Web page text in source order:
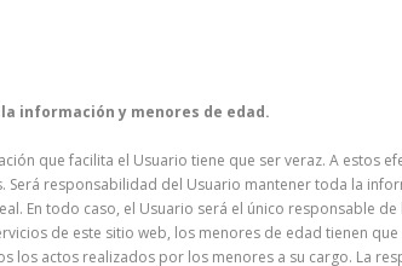
información y menores de edad.
que facilita el Usuario tiene que ser veraz. A estos
Será responsabilidad del Usuario mantener toda la
En todo caso, el Usuario será el único responsable
de este sitio web, los menores de edad tienen
los actos realizados por los menores a su cargo. La